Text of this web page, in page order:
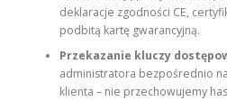
deklaracje zgodności CE,
podbitą kartę gwarancyjną.
Przekazanie kluczy
administratora bezpośrednio
klienta – nie przechowujemy